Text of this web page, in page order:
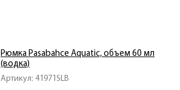
Артикул: 41971SLB
Рюмка Pasabahce Aquatic, объем 60 мл
(водка)